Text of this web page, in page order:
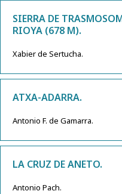
SIERRA DE
RIOYA (678 M).
Xabier de Sertucha.
ATXA-ADARRA.
Antonio F. de Gamarra.
LA CRUZ DE ANETO.
Antonio Pach.